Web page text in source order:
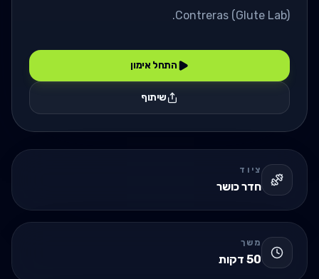
Contreras (Glute Lab).
התחל אימון
שיתוף
ציוד
חדר כושר
משך
50 דקות